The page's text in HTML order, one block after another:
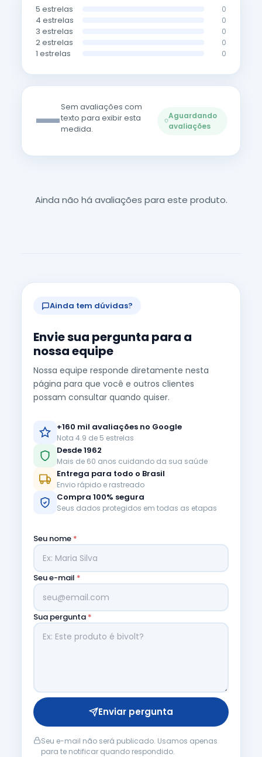
5 estrelas 0
4 estrelas 0
3 estrelas 0
2 estrelas 0
1 estrelas 0
—Sem avaliações com
texto para exibir esta
medida.
Aguardando
avaliações
Ainda não há avaliações para este produto.
Ainda tem dúvidas?
Envie sua pergunta para a
nossa equipe
Nossa equipe responde diretamente nesta
página para que você e outros clientes
possam consultar quando quiser.
+160 mil avaliações no Google
Nota 4.9 de 5 estrelas
Desde 1962
Mais de 60 anos cuidando da sua saúde
Entrega para todo o Brasil
Envio rápido e rastreado
Compra 100% segura
Seus dados protegidos em todas as etapas
Seu nome *
Seu e-mail *
Sua pergunta *
Enviar pergunta
Seu e-mail não será publicado. Usamos apenas
para te notificar quando respondido.